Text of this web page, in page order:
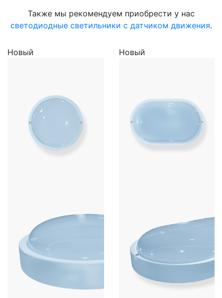
Также мы рекомендуем приобрести у нас
светодиодные светильники с датчиком движения.
Новый Новый